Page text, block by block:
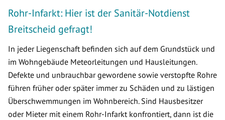
Rohr-Infarkt: Hier ist der Sanitär-Notdienst
Breitscheid gefragt!
In jeder Liegenschaft befinden sich auf dem Grundstück und
im Wohngebäude Meteorleitungen und Hausleitungen.
Defekte und unbrauchbar gewordene sowie verstopfte Rohre
führen früher oder später immer zu Schäden und zu lästigen
Überschwemmungen im Wohnbereich. Sind Hausbesitzer
oder Mieter mit einem Rohr-Infarkt konfrontiert, dann ist die